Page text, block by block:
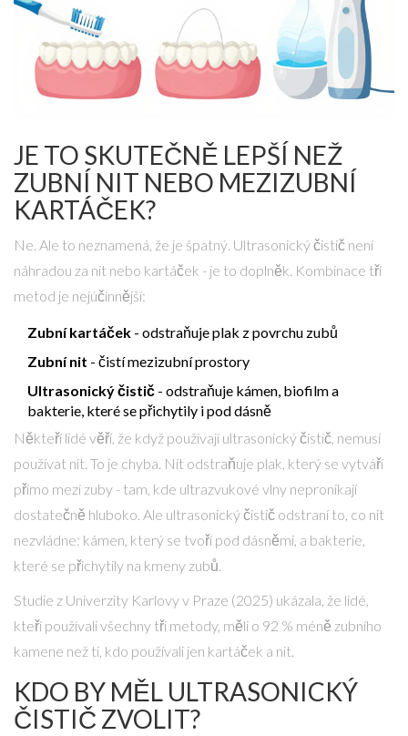
JE TO SKUTEČNĚ LEPŠÍ NEŽ
ZUBNÍ NIT NEBO MEZIZUBNÍ
KARTÁČEK?
Ne. Ale to neznamená, že je špatný. Ultrasonický čistič není
náhradou za nit nebo kartáček - je to doplněk. Kombinace tří
metod je nejúčinnější:
Zubní kartáček - odstraňuje plak z povrchu zubů
Zubní nit - čistí mezizubní prostory
Ultrasonický čistič - odstraňuje kámen, biofilm a
bakterie, které se přichytily i pod dásně
Někteří lidé věří, že když používají ultrasonický čistič, nemusí
používat nit. To je chyba. Nit odstraňuje plak, který se vytváří
přímo mezi zuby - tam, kde ultrazvukové vlny nepronikají
dostatečně hluboko. Ale ultrasonický čistič odstraní to, co nit
nezvládne: kámen, který se tvoří pod dásněmi, a bakterie,
které se přichytily na kmeny zubů.
Studie z Univerzity Karlovy v Praze (2025) ukázala, že lidé,
kteří používali všechny tři metody, měli o 92 % méně zubního
kamene než ti, kdo používali jen kartáček a nit.
KDO BY MĚL ULTRASONICKÝ
ČISTIČ ZVOLIT?